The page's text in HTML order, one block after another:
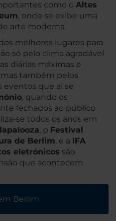
como o Altes
, onde se exibe uma
arte moderna.
melhores lugares para
só pelo clima agradável
diárias máximas e
mas também pelos
eventos que aí se
, quando os
fechados ao público
se todos os anos em
, p Festival
de Berlim, e a IFA
eletrónicos são
que acontecem
Berlim